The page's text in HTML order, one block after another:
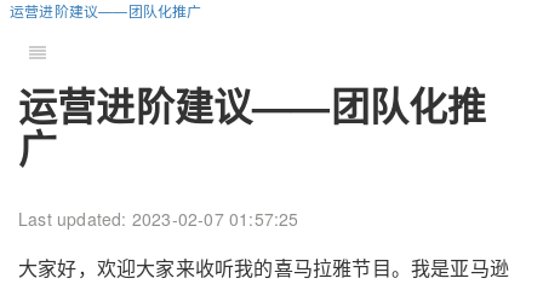
运营进阶建议——团队化推广
运营进阶建议——团队化推
广
Last updated: 2023-02-07 01:57:25
大家好，欢迎大家来收听我的喜马拉雅节目。我是亚马逊